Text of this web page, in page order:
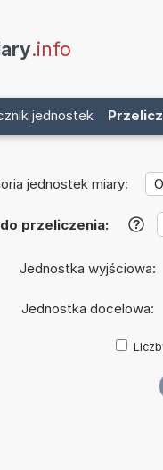
.info
jednostek
jednostek miary:
przeliczenia: ?
Jednostka wyjściowa:
Jednostka docelowa: